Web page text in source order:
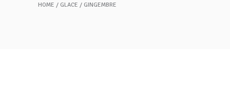
HOME GLACE GINGEMBRE